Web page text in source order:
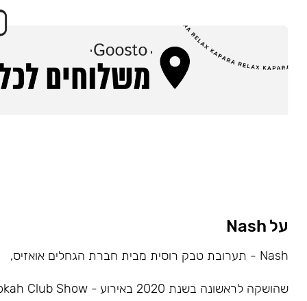
על Nash
Nash - תערובת טבק רוסית מבית חברת הגחלים אואזיס,
שהושקה לראשונה בשנת 2020 באירוע - Hookah Club Show.